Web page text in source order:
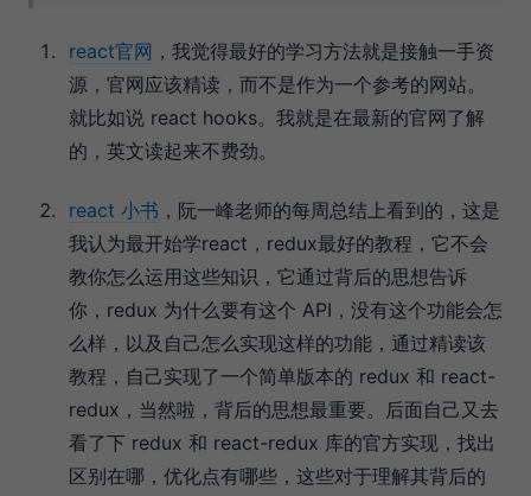
react官网 ，我觉得最好的学习方法就是接触一手资
源，官网应该精读，而不是作为一个参考的网站。
就比如说 react hooks。我就是在最新的官网了解
的，英文读起来不费劲。
react 小书 ，阮一峰老师的每周总结上看到的，这是
我认为最开始学react，redux最好的教程，它不会
教你怎么运用这些知识，它通过背后的思想告诉
你，redux 为什么要有这个 API，没有这个功能会怎
么样，以及自己怎么实现这样的功能，通过精读该
教程，自己实现了一个简单版本的 redux 和 react-
redux，当然啦，背后的思想最重要。后面自己又去
看了下 redux 和 react-redux 库的官方实现，找出
区别在哪，优化点有哪些，这些对于理解其背后的